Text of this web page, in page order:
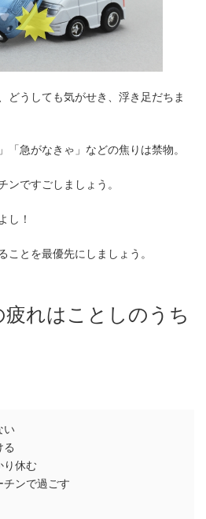
どうしても気がせき、浮き足だちま
「急がなきゃ」などの焦りは禁物。
ンですごしましょう。
し！
ことを最優先にしましょう。
疲れはことしのうち
い
る
り休む
チンで過ごす